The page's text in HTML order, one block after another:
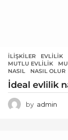
İLIŞKILER EVLILIK
MUTLU EVLILIK
,
NASIL
,NASIL OLUR
İdeal evlilik
by admin